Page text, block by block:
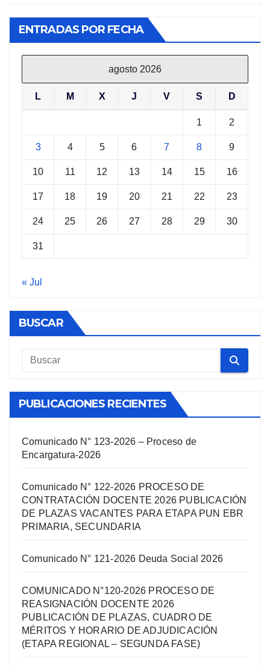
ENTRADAS POR FECHA
agosto 2026
L M X J V S D
1 2
3 4 5 6 7 8 9
10 11 12 13 14 15 16
17 18 19 20 21 22 23
24 25 26 27 28 29 30
31
« Jul
BUSCAR
PUBLICACIONES RECIENTES
Comunicado N° 123-2026 – Proceso de
Encargatura-2026
Comunicado N° 122-2026 PROCESO DE
CONTRATACIÓN DOCENTE 2026 PUBLICACIÓN
DE PLAZAS VACANTES PARA ETAPA PUN EBR
PRIMARIA, SECUNDARIA
Comunicado N° 121-2026 Deuda Social 2026
COMUNICADO N°120-2026 PROCESO DE
REASIGNACIÓN DOCENTE 2026
PUBLICACIÓN DE PLAZAS, CUADRO DE
MÉRITOS Y HORARIO DE ADJUDICACIÓN
(ETAPA REGIONAL – SEGUNDA FASE)